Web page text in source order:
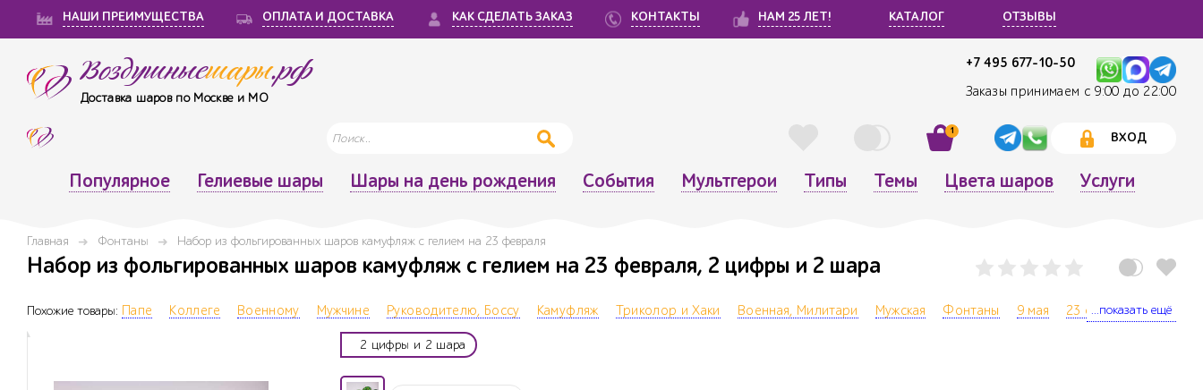
НАШИ ПРЕИМУЩЕСТВА ОПЛАТА И ДОСТАВКА КАК СДЕЛАТЬ ЗАКАЗ КОНТАКТЫ НАМ 25 ЛЕТ! КАТАЛОГ ОТЗЫВЫ
Воздушныешары.рф
Доставка шаров по Москве и МО
+7 495 677-10-50
Заказы принимаем с 9:00 до 22:00
1
ВХОД
Популярное Гелиевые шары Шары на день рождения События Мультгерои Типы Темы Цвета шаров Услуги
Главная Фонтаны Набор из фольгированных шаров камуфляж с гелием на 23 февраля
Набор из фольгированных шаров камуфляж с гелием на 23 февраля, 2 цифры и 2 шара
...показать ещё
Похожие товары: Папе Коллеге Военному Мужчине Руководителю, Боссу Камуфляж Триколор и Хаки Военная, Милитари Мужская Фонтаны 9 мая 23 февраля Офис
2 цифры и 2 шара